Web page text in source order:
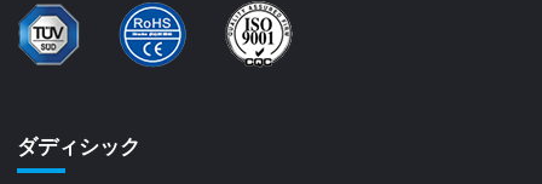
ダディシック